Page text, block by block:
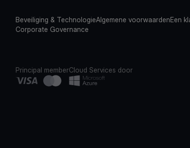
Beveiliging & TechnologieAlgemene voorwaardenEen
Corporate Governance
Principal memberCloud Services door